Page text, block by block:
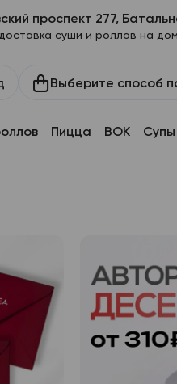
проспект 277,
суши и роллов на дом
Выберите способ
Пицца ВОК Супы